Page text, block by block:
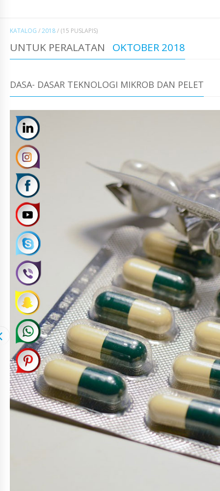
KATALOG /2018/ (15 PUSLAPIS)
UNTUK PERALATAN OKTOBER 2018
DASA- DASAR TEKNOLOGI MIKROB DAN PELET